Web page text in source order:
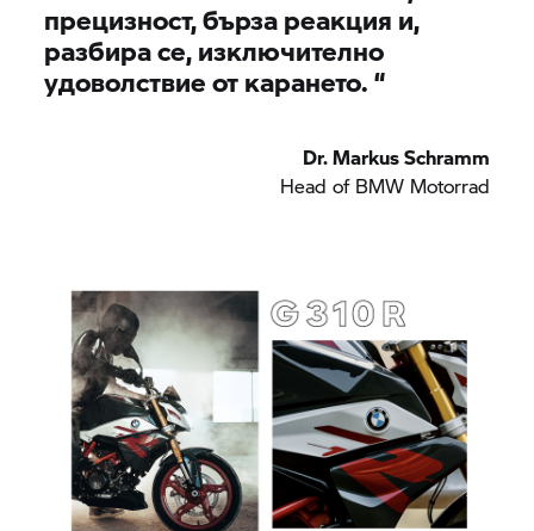
прецизност, бърза реакция и,
разбира се, изключително
удоволствие от карането.“
Dr. Markus Schramm
Head of BMW Motorrad